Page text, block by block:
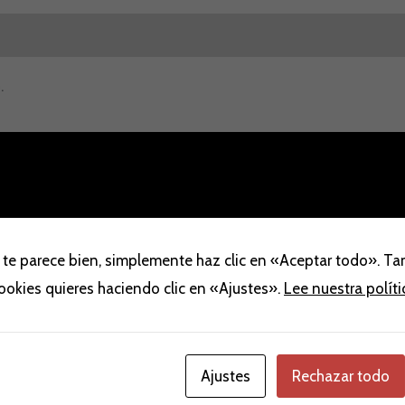
El
actual
¡Oferta!
¡Oferta!
El
original
El
actual
te parece bien, simplemente haz clic en «Aceptar todo».
quieres haciendo clic en «Ajustes». Lee nuestra
Ajustes Rechazar todo